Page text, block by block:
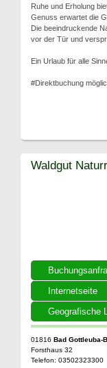
Ruhe und Erholung
Genuss erwartet die
Die beeindruckende
vor der Tür und
Ein Urlaub für alle
#Direktbuchung
Internetseite
Geografische
Waldgut
01816 Bad Gottleuba-
Forsthaus 32
Telefon: 03502323300